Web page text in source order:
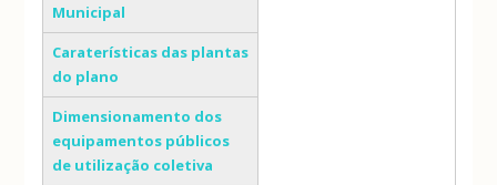
Municipal
Caraterísticas das plantas
do plano
Dimensionamento dos
equipamentos públicos
de utilização coletiva